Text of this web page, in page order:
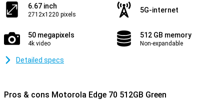
6.67 inch
2712x1220 pixels
5G-internet
50 megapixels
4k video
512 GB memory
Non-expandable
Detailed specs
Pros & cons Motorola Edge 70 512GB Green